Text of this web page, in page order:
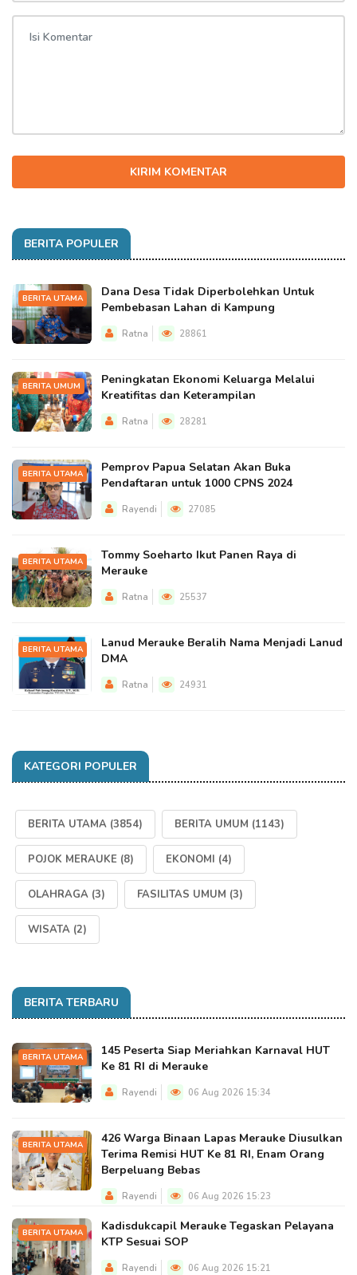
KIRIM KOMENTAR
BERITA POPULER
BERITA UTAMA
Dana Desa Tidak Diperbolehkan Untuk
Pembebasan Lahan di Kampung
Ratna 28861
BERITA UMUM
Peningkatan Ekonomi Keluarga Melalui
Kreatifitas dan Keterampilan
Ratna 28281
BERITA UTAMA
Pemprov Papua Selatan Akan Buka
Pendaftaran untuk 1000 CPNS 2024
Rayendi 27085
BERITA UTAMA
Tommy Soeharto Ikut Panen Raya di
Merauke
Ratna 25537
BERITA UTAMA
Lanud Merauke Beralih Nama Menjadi Lanud
DMA
Ratna 24931
KATEGORI POPULER
BERITA UTAMA (3854) BERITA UMUM (1143)
POJOK MERAUKE (8) EKONOMI (4)
OLAHRAGA (3) FASILITAS UMUM (3)
WISATA (2)
BERITA TERBARU
BERITA UTAMA
145 Peserta Siap Meriahkan Karnaval HUT
Ke 81 RI di Merauke
Rayendi 06 Aug 2026 15:34
BERITA UTAMA
426 Warga Binaan Lapas Merauke Diusulkan
Terima Remisi HUT Ke 81 RI, Enam Orang
Berpeluang Bebas
Rayendi 06 Aug 2026 15:23
BERITA UTAMA
Kadisdukcapil Merauke Tegaskan Pelayana
KTP Sesuai SOP
Rayendi 06 Aug 2026 15:21